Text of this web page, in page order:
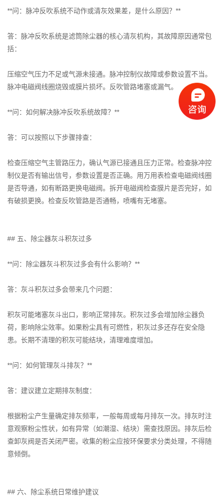
**问：脉冲反吹系统不动作或清灰效果差，是什么原因？**
答：脉冲反吹系统是滤筒除尘器的核心清灰机构，其故障原因通常包
括：
压缩空气压力不足或气源未接通。脉冲控制仪故障或参数设置不当。
脉冲电磁阀线圈烧毁或膜片损坏。反吹管路堵塞或漏气。
**问：如何解决脉冲反吹系统故障？**
答：可以按照以下步骤排查：
检查压缩空气主管路压力，确认气源已接通且压力正常。检查脉冲控
制仪是否有输出信号，参数设置是否正确。用万用表检查电磁阀线圈
是否导通，如有断路更换电磁阀。拆开电磁阀检查膜片是否完好，如
有破损更换。检查反吹管路是否通畅，喷嘴有无堵塞。
## 五、除尘器灰斗积灰过多
**问：除尘器灰斗积灰过多会有什么影响？**
答：灰斗积灰过多会带来几个问题：
积灰可能堵塞灰斗出口，影响正常排灰。积灰过多会增加除尘器负
荷，影响除尘效率。如果粉尘具有可燃性，积灰过多还存在安全隐
患。长期不清理的积灰可能结块，清理难度增加。
**问：如何管理灰斗排灰？**
答：建议建立定期排灰制度：
根据粉尘产生量确定排灰频率，一般每周或每月排灰一次。排灰时注
意观察粉尘性状，如有异常（如潮湿、结块）需查找原因。排灰后检
查卸灰阀是否关闭严密。收集的粉尘应按环保要求分类处理，不得随
意倾倒。
## 六、除尘系统日常维护建议